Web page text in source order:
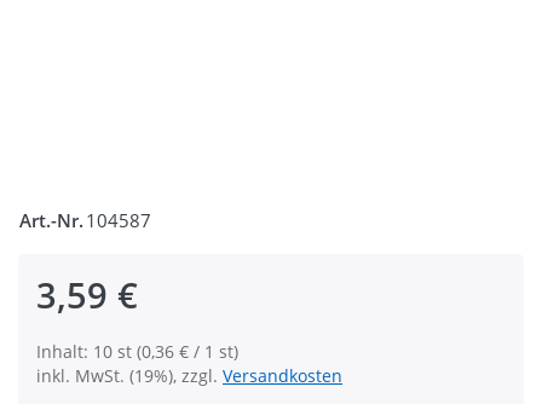
Art.-Nr. 104587
3,59 €
Inhalt: 10 st (0,36 € / 1 st)
inkl. MwSt. (19%), zzgl. Versandkosten